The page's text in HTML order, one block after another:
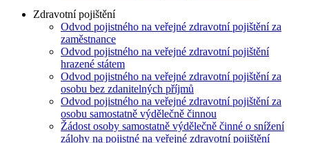
Zdravotní pojištění
Odvod pojistného na veřejné zdravotní pojištění za
zaměstnance
Odvod pojistného na veřejné zdravotní pojištění
hrazené státem
Odvod pojistného na veřejné zdravotní pojištění za
osobu bez zdanitelných příjmů
Odvod pojistného na veřejné zdravotní pojištění za
osobu samostatně výdělečně činnou
Žádost osoby samostatně výdělečně činné o snížení
zálohy na pojistné na veřejné zdravotní pojištění